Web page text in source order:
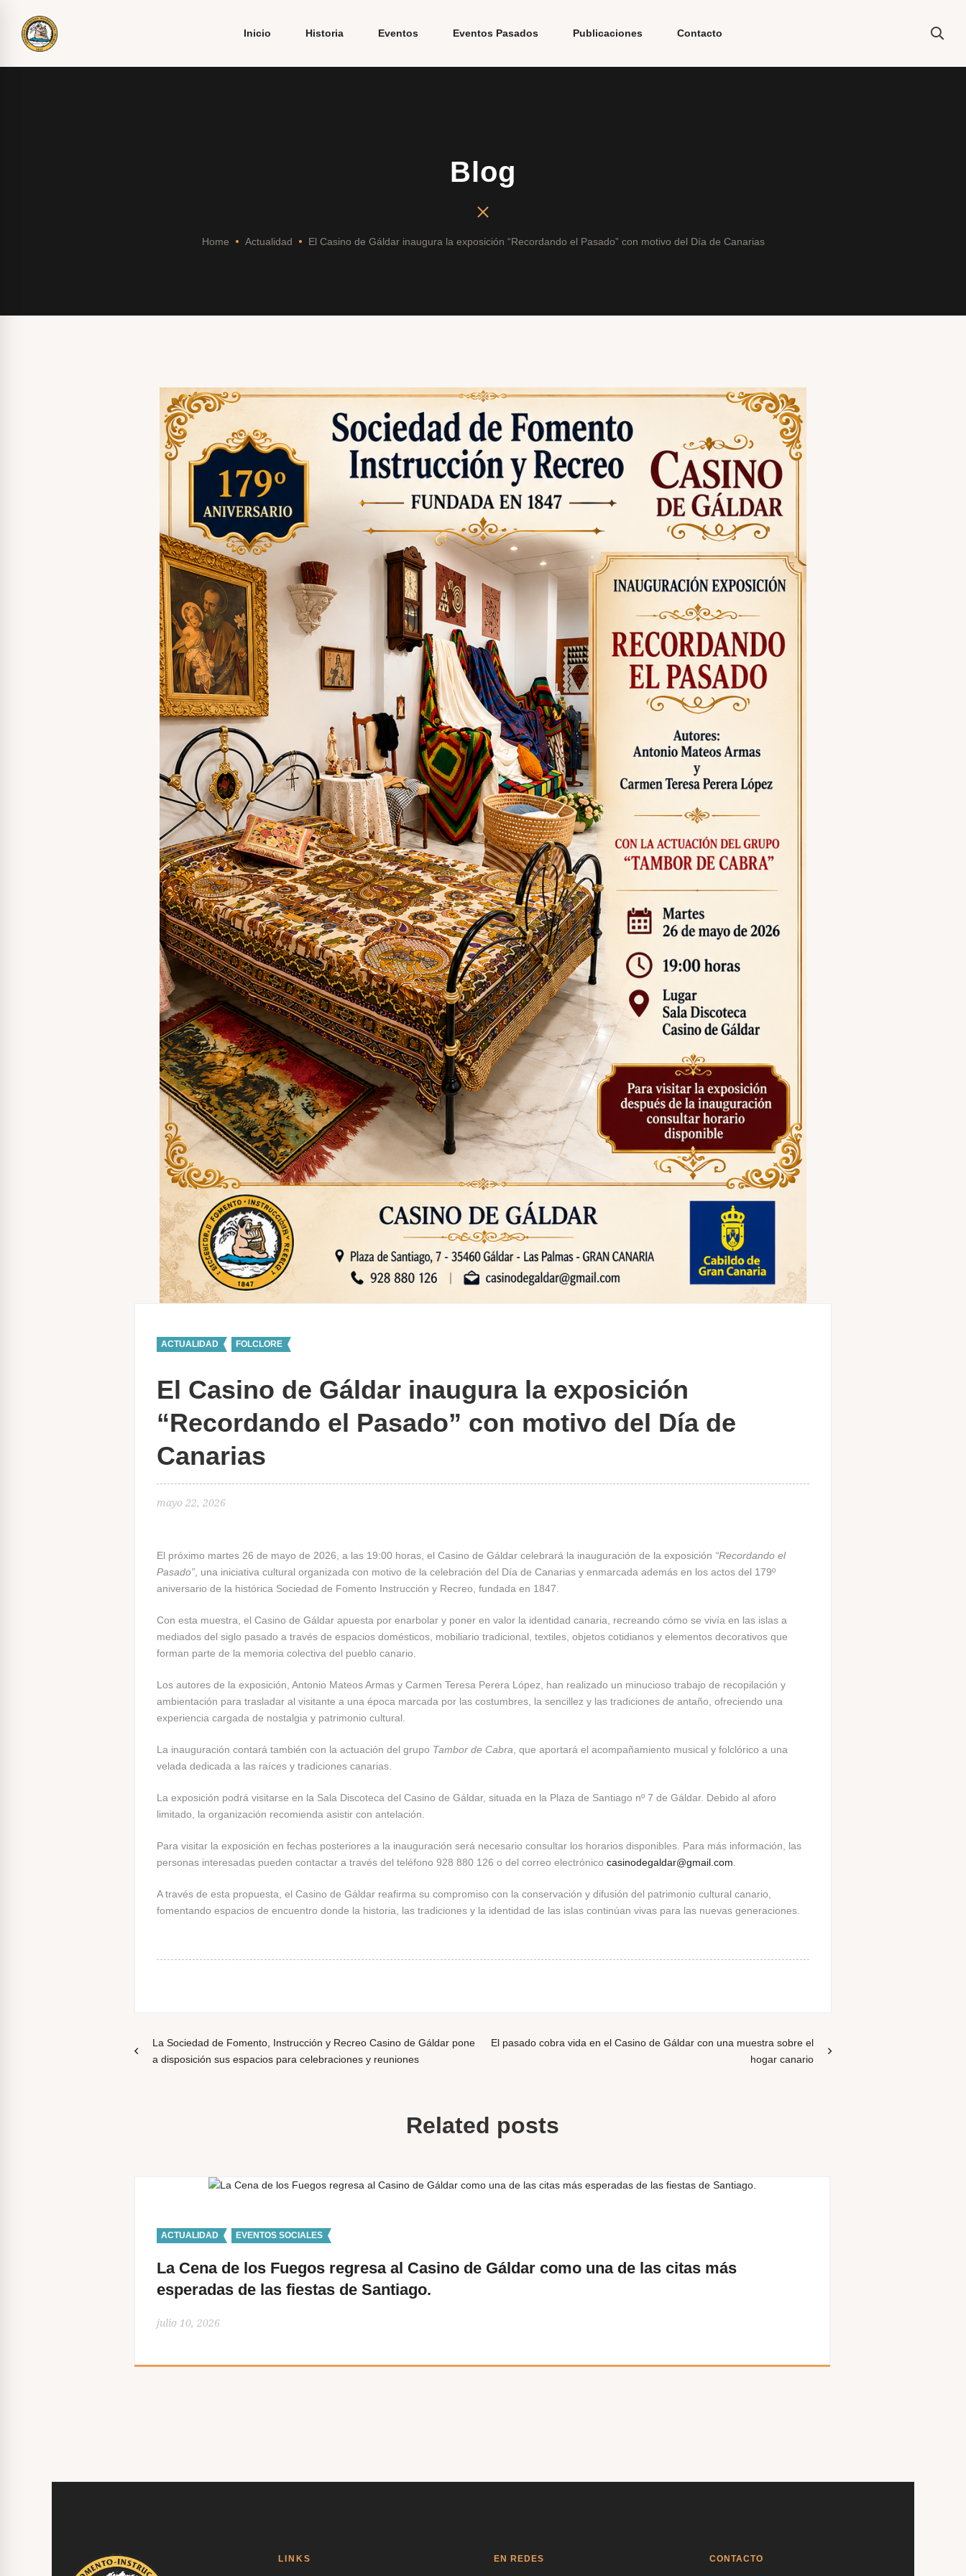
Inicio Historia Eventos Eventos Pasados Publicaciones Contacto
Blog
Home Actualidad El Casino de Gáldar inaugura la exposición “Recordando el Pasado” con motivo del Día de Canarias
ACTUALIDAD FOLCLORE
El Casino de Gáldar inaugura la exposición
“Recordando el Pasado” con motivo del Día de
Canarias
mayo 22, 2026
El próximo martes 26 de mayo de 2026, a las 19:00 horas, el Casino de Gáldar celebrará la inauguración de la exposición “Recordando el
Pasado” , una iniciativa cultural organizada con motivo de la celebración del Día de Canarias y enmarcada además en los actos del 179º
aniversario de la histórica Sociedad de Fomento Instrucción y Recreo, fundada en 1847.
Con esta muestra, el Casino de Gáldar apuesta por enarbolar y poner en valor la identidad canaria, recreando cómo se vivía en las islas a
mediados del siglo pasado a través de espacios domésticos, mobiliario tradicional, textiles, objetos cotidianos y elementos decorativos que
forman parte de la memoria colectiva del pueblo canario.
Los autores de la exposición, Antonio Mateos Armas y Carmen Teresa Perera López, han realizado un minucioso trabajo de recopilación y
ambientación para trasladar al visitante a una época marcada por las costumbres, la sencillez y las tradiciones de antaño, ofreciendo una
experiencia cargada de nostalgia y patrimonio cultural.
La inauguración contará también con la actuación del grupo Tambor de Cabra , que aportará el acompañamiento musical y folclórico a una
velada dedicada a las raíces y tradiciones canarias.
La exposición podrá visitarse en la Sala Discoteca del Casino de Gáldar, situada en la Plaza de Santiago nº 7 de Gáldar. Debido al aforo
limitado, la organización recomienda asistir con antelación.
Para visitar la exposición en fechas posteriores a la inauguración será necesario consultar los horarios disponibles. Para más información, las
personas interesadas pueden contactar a través del teléfono 928 880 126 o del correo electrónico casinodegaldar@gmail.com
A través de esta propuesta, el Casino de Gáldar reafirma su compromiso con la conservación y difusión del patrimonio cultural canario,
fomentando espacios de encuentro donde la historia, las tradiciones y la identidad de las islas continúan vivas para las nuevas generaciones.
N
n
La Sociedad de Fomento, Instrucción y Recreo Casino de Gáldar pone
a disposición sus espacios para celebraciones y reuniones
El pasado cobra vida en el Casino de Gáldar con una muestra sobre el
hogar canario
Related posts
ACTUALIDAD EVENTOS SOCIALES
La Cena de los Fuegos regresa al Casino de Gáldar como una de las citas más
esperadas de las fiestas de Santiago.
julio 10, 2026
LINKS EN REDES CONTACTO